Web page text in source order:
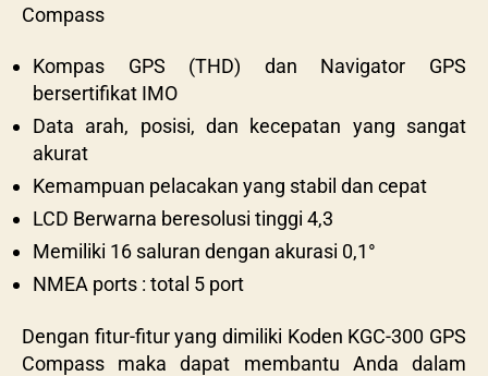
Compass
Kompas GPS (THD) dan Navigator GPS
bersertifikat IMO
Data arah, posisi, dan kecepatan yang sangat
akurat
Kemampuan pelacakan yang stabil dan cepat
LCD Berwarna beresolusi tinggi 4,3
Memiliki 16 saluran dengan akurasi 0,1°
NMEA ports : total 5 port
Dengan fitur-fitur yang dimiliki Koden KGC-300 GPS
Compass maka dapat membantu Anda dalam